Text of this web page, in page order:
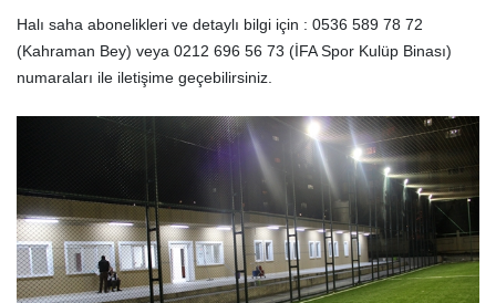
Halı saha abonelikleri ve detaylı bilgi için : 0536 589 78 72
(Kahraman Bey) veya 0212 696 56 73 (İFA Spor Kulüp Binası)
numaraları ile iletişime geçebilirsiniz.